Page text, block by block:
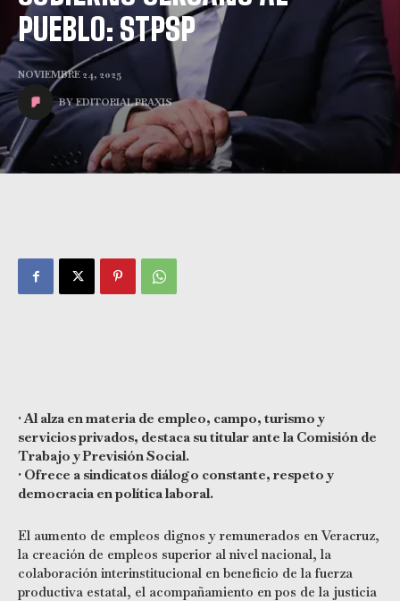
PUEBLO: STPSP
NOVIEMBRE 24, 2025
BY EDITORIAL PRAXIS
• Al alza en materia de empleo, campo, turismo y
servicios privados, destaca su titular ante la Comisión de
Trabajo y Previsión Social.
• Ofrece a sindicatos diálogo constante, respeto y
democracia en política laboral.
El aumento de empleos dignos y remunerados en Veracruz,
la creación de empleos superior al nivel nacional, la
colaboración interinstitucional en beneficio de la fuerza
productiva estatal, el acompañamiento en pos de la justicia